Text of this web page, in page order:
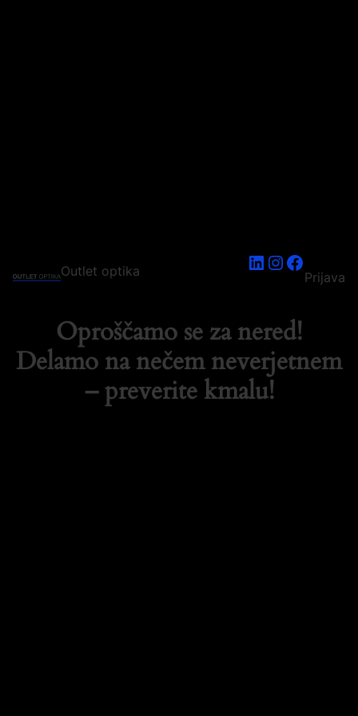
Outlet optika LinkedIn
Instagram
Prijava
Oproščamo se za nered!
Delamo na nečem neverjetnem
– preverite kmalu!